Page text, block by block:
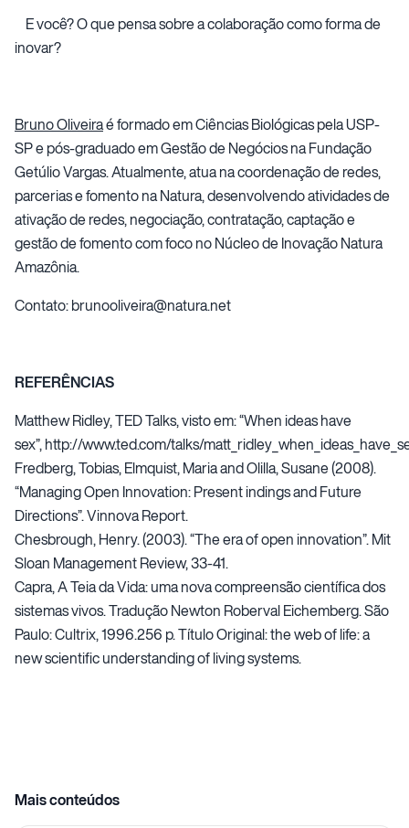
E você? O que pensa sobre a colaboração como forma de
inovar?
Bruno Oliveiraé formado em Ciências Biológicas pela USP-
SP e pós-graduado em Gestão de Negócios na Fundação
Getúlio Vargas. Atualmente, atua na coordenação de redes,
parcerias e fomento na Natura, desenvolvendo atividades de
ativação de redes, negociação, contratação, captação e
gestão de fomento com foco no Núcleo de Inovação Natura
Amazônia.
Contato:brunooliveira@natura.net
REFERÊNCIAS
Matthew Ridley, TED Talks, visto em: “When ideas have
sex”,http://www.ted.com/talks/
Fredberg, Tobias, Elmquist, Maria and Olilla, Susane (2008).
“Managing Open Innovation: Present indings and Future
Directions”. Vinnova Report.
Chesbrough, Henry. (2003). “The era of open innovation”. Mit
Sloan Management Review, 33-41.
Capra, A Teia da Vida: uma nova compreensão científica dos
sistemas vivos. Tradução Newton Roberval Eichemberg. São
Paulo: Cultrix, 1996.256 p. Título Original: the web of life: a
new scientific understanding of living systems.
Mais conteúdos